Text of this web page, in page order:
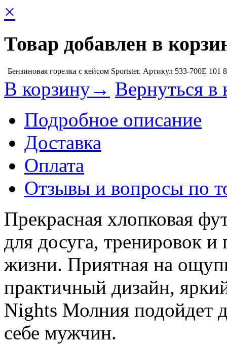
×
Товар добавлен в
Бензиновая горелка с кейсом Sportster. Артикул 533-700E 101
В корзину→ Вернуться в
Подробное описание
Доставка
Оплата
Отзывы и вопросы по
Прекрасная хлопковая
для досуга, тренировок
жизни. Приятная на
практичный дизайн,
Nights Молния подойдет
себе мужчин.